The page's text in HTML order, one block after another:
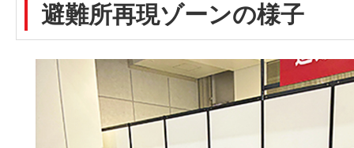
避難所再現ゾーンの様子